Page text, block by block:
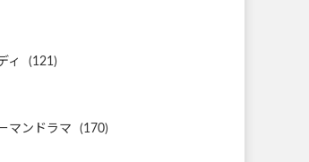
ィ (121)
マンドラマ (170)